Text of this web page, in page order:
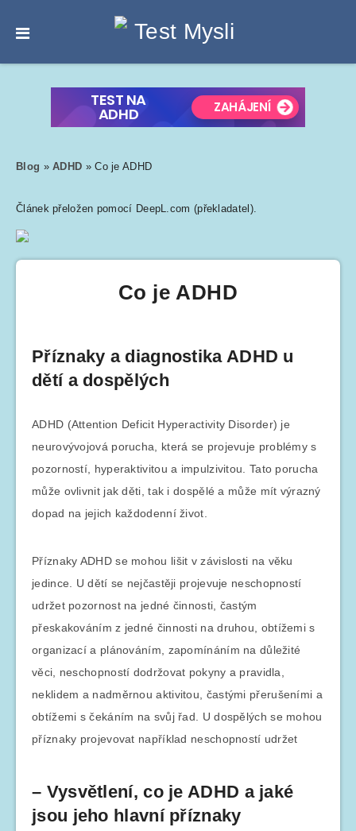
Blog »ADHD »Co je ADHD
Článek přeložen pomocí DeepL.com (překladatel).
Co je ADHD
Příznaky a diagnostika ADHD u
dětí a dospělých
ADHD (Attention Deficit Hyperactivity Disorder) je
neurovývojová porucha, která se projevuje problémy s
pozorností, hyperaktivitou a impulzivitou. Tato porucha
může ovlivnit jak děti, tak i dospělé a může mít výrazný
dopad na jejich každodenní život.
Příznaky ADHD se mohou lišit v závislosti na věku
jedince. U dětí se nejčastěji projevuje neschopností
udržet pozornost na jedné činnosti, častým
přeskakováním z jedné činnosti na druhou, obtížemi s
organizací a plánováním, zapomínáním na důležité
věci, neschopností dodržovat pokyny a pravidla,
neklidem a nadměrnou aktivitou, častými přerušeními a
obtížemi s čekáním na svůj řad. U dospělých se mohou
příznaky projevovat například neschopností udržet
– Vysvětlení, co je ADHD a jaké
jsou jeho hlavní příznaky